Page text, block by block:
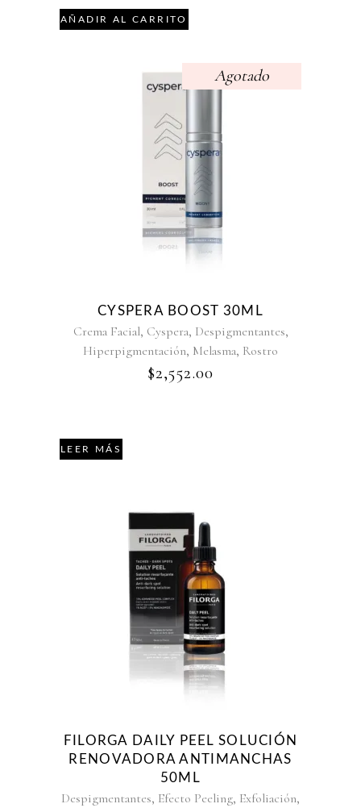
AÑADIR AL CARRITO
Agotado
CYSPERA BOOST 30ML
Crema Facial, Cyspera, Despigmentantes,
Hiperpigmentación, Melasma, Rostro
$2,552.00
LEER MÁS
FILORGA DAILY PEEL SOLUCIÓN
RENOVADORA ANTIMANCHAS
50ML
Despigmentantes, Efecto Peeling, Exfoliación,